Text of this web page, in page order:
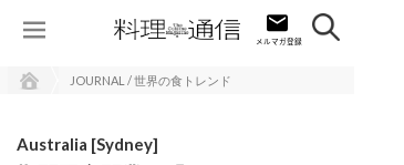
JOURNAL / 世界の食トレンド
Australia [Sydney]